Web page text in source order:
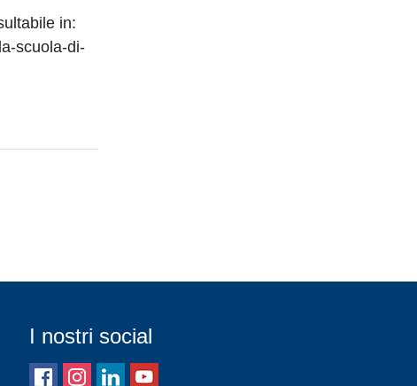
in:
scuola-di-
I nostri social